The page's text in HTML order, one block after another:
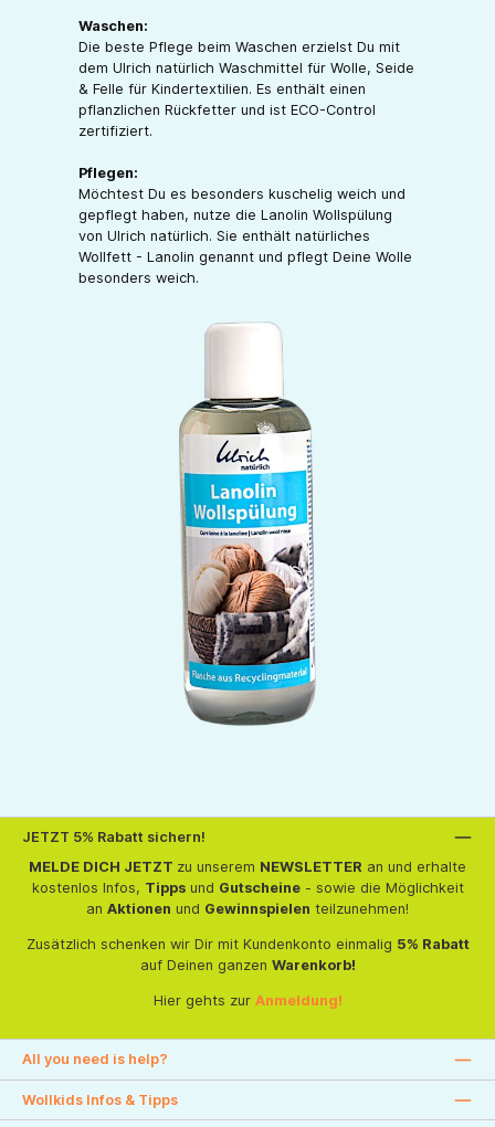
Waschen:
Die beste Pflege beim Waschen erzielst Du mit
dem Ulrich natürlich Waschmittel für Wolle, Seide
& Felle für Kindertextilien. Es enthält einen
pflanzlichen Rückfetter und ist ECO-Control
zertifiziert.
Pflegen:
Möchtest Du es besonders kuschelig weich und
gepflegt haben, nutze die Lanolin Wollspülung
von Ulrich natürlich. Sie enthält natürliches
Wollfett - Lanolin genannt und pflegt Deine Wolle
besonders weich.
JETZT 5% Rabatt sichern!
MELDE DICH JETZT zu unserem NEWSLETTER an und erhalte
kostenlos Infos, Tippsund Gutscheine- sowie die Möglichkeit
an Aktionen und Gewinnspielen teilzunehmen!
Zusätzlich schenken wir Dir mit Kundenkonto einmalig 5% Rabatt
auf Deinen ganzen Warenkorb!
Hier gehts zur Anmeldung!
All you need is help?
Wollkids Infos & Tipps